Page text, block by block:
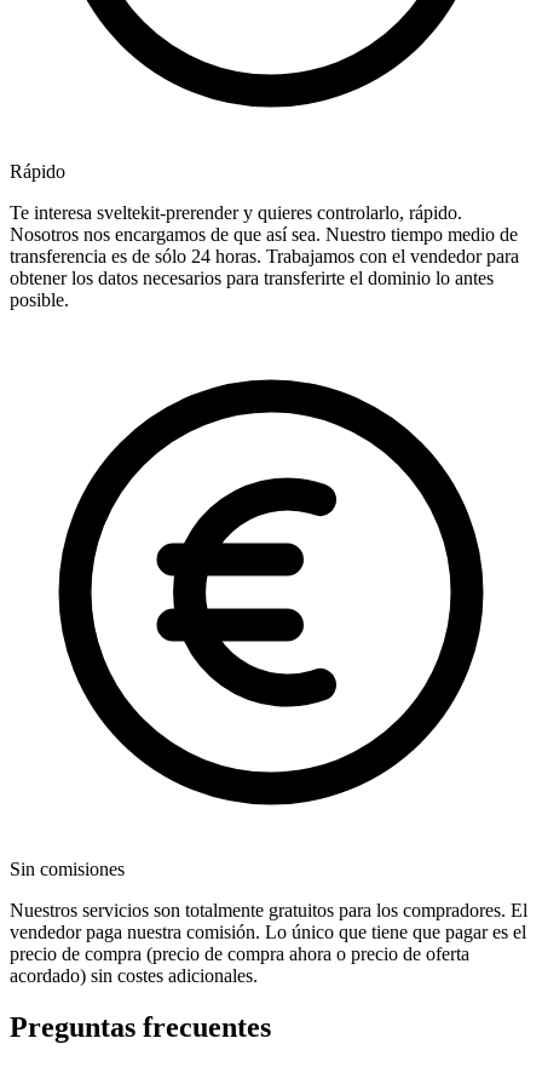
Rápido
Te interesa sveltekit-prerender y quieres controlarlo, rápido.
Nosotros nos encargamos de que así sea. Nuestro tiempo medio de
transferencia es de sólo 24 horas. Trabajamos con el vendedor para
obtener los datos necesarios para transferirte el dominio lo antes
posible.
Sin comisiones
Nuestros servicios son totalmente gratuitos para los compradores. El
vendedor paga nuestra comisión. Lo único que tiene que pagar es el
precio de compra (precio de compra ahora o precio de oferta
acordado) sin costes adicionales.
Preguntas frecuentes